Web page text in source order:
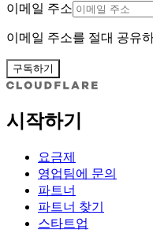
이메일 주소
이메일 주소를 절대 공유
구독하기
시작하기
요금제
영업팀에 문의
파트너
파트너 찾기
스타트업